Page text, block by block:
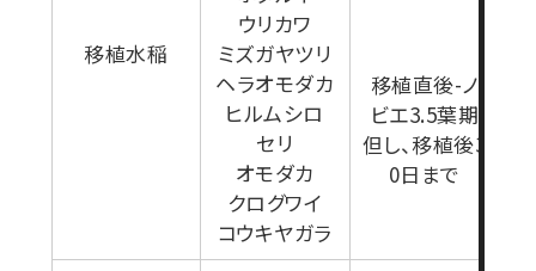
移植水稲
ウリカワ
ミズガヤツリ
ヘラオモダカ
ヒルムシロ
セリ
オモダカ
クログワイ
コウキヤガラ
移植直後-ノ
ビエ3.5葉期
但し、移植後3
0日まで